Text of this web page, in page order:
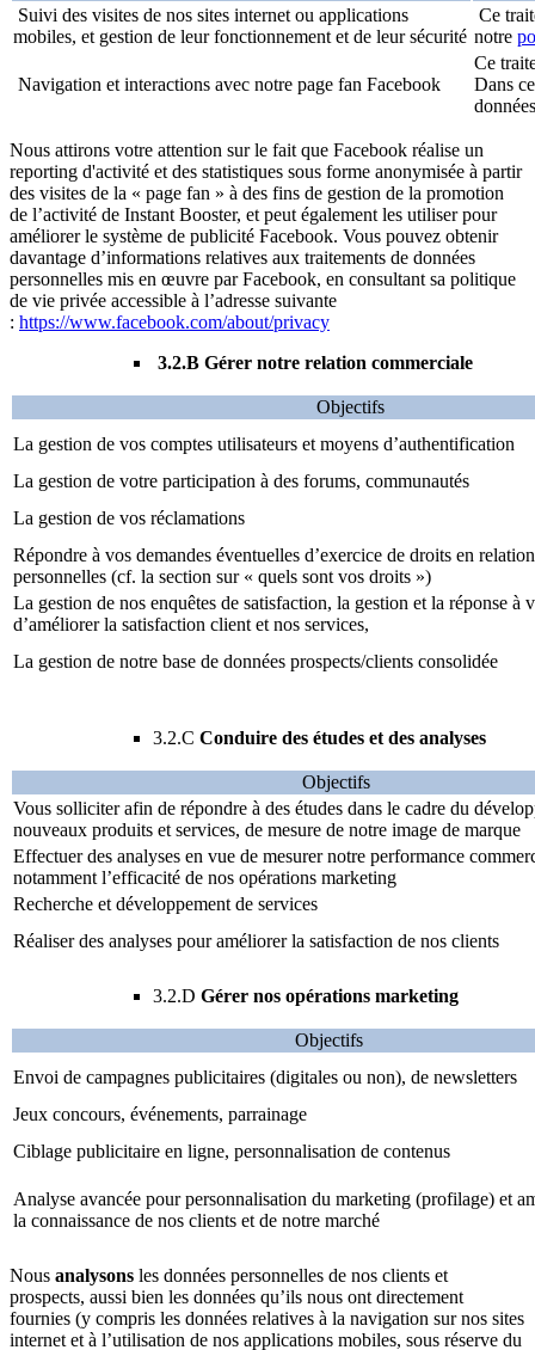
Suivi des visites de nos sites internet ou applications
mobiles, et gestion de leur fonctionnement et de leur sécurité
Ce
notre
Navigation et interactions avec notre page fan Facebook
Ce
Dans
Nous attirons votre attention sur le fait que Facebook réalise un
reporting d'activité et des statistiques sous forme anonymisée à partir
des visites de la « page fan » à des fins de gestion de la promotion
de l’activité de Instant Booster, et peut également les utiliser pour
améliorer le système de publicité Facebook. Vous pouvez obtenir
davantage d’informations relatives aux traitements de données
personnelles mis en œuvre par Facebook, en consultant sa politique
de vie privée accessible à l’adresse suivante
: https://www.facebook.com/about/privacy
3.2.B Gérer notre relation commerciale
Objectifs
La gestion de vos comptes utilisateurs et moyens d’authentification
La gestion de votre participation à des forums, communautés
La gestion de vos réclamations
Répondre à vos demandes éventuelles d’exercice de droits en
personnelles (cf. la section sur « quels sont vos droits »)
La gestion de nos enquêtes de satisfaction, la gestion et la réponse à
d’améliorer la satisfaction client et nos services,
La gestion de notre base de données prospects/clients consolidée
3.2.C Conduire des études et des analyses
Objectifs
Vous solliciter afin de répondre à des études dans le cadre du
nouveaux produits et services, de mesure de notre image de marque
Effectuer des analyses en vue de mesurer notre performance
notamment l’efficacité de nos opérations marketing
Recherche et développement de services
Réaliser des analyses pour améliorer la satisfaction de nos clients
3.2.D Gérer nos opérations marketing
Objectifs
Envoi de campagnes publicitaires (digitales ou non), de newsletters
Jeux concours, événements, parrainage
Ciblage publicitaire en ligne, personnalisation de contenus
Analyse avancée pour personnalisation du marketing (profilage) et
la connaissance de nos clients et de notre marché
Nous analysons les données personnelles de nos clients et
prospects, aussi bien les données qu’ils nous ont directement
fournies (y compris les données relatives à la navigation sur nos sites
internet et à l’utilisation de nos applications mobiles, sous réserve du